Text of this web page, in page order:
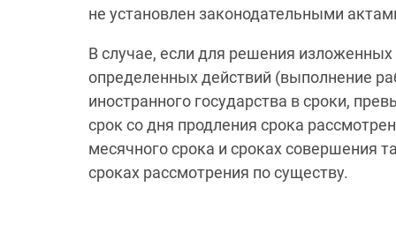
не установлен законодательными
В случае, если для решения
определенных действий (выполнение
иностранного государства в сроки,
срок со дня продления срока
месячного срока и сроках совершения
сроках рассмотрения по существу.